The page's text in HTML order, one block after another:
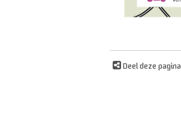
Deel deze pagina